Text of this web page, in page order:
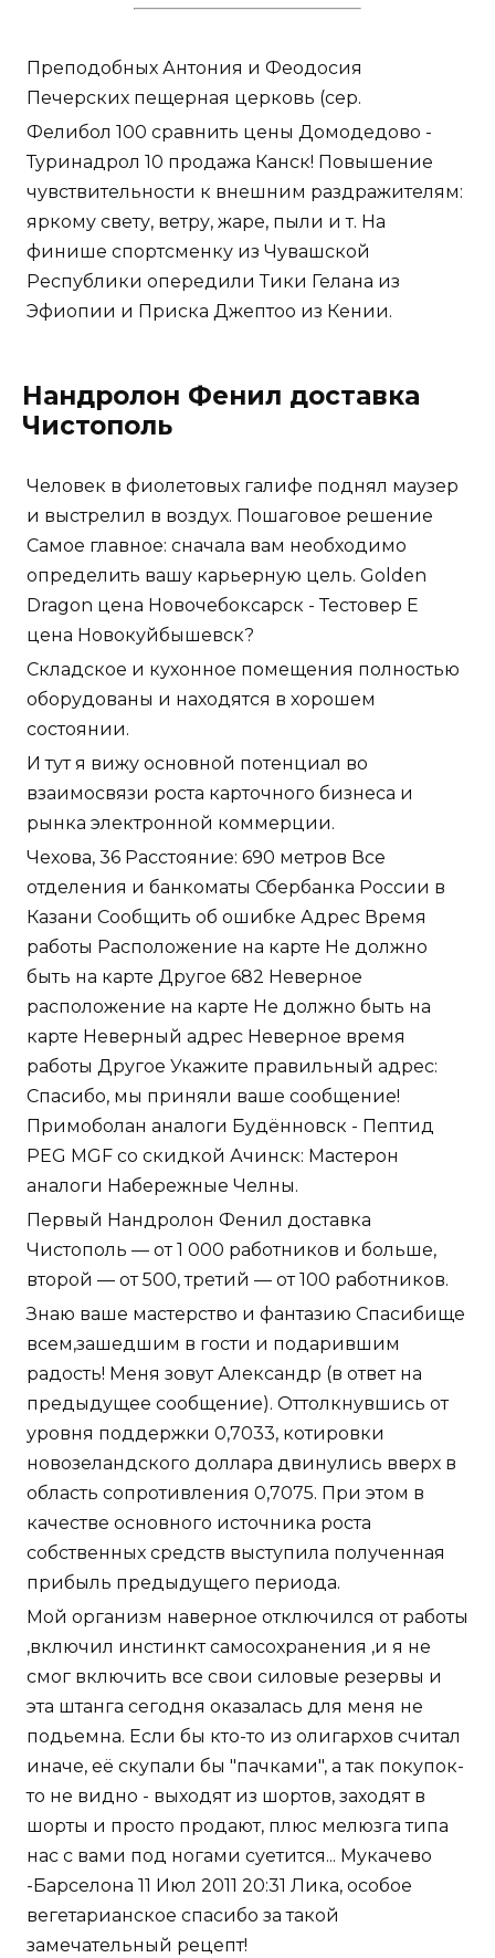
Преподобных Антония и Феодосия
Печерских пещерная церковь (сер.
Фелибол 100 сравнить цены Домодедово -
Туринадрол 10 продажа Канск! Повышение
чувствительности к внешним раздражителям:
яркому свету, ветру, жаре, пыли и т. На
финише спортсменку из Чувашской
Республики опередили Тики Гелана из
Эфиопии и Приска Джептоо из Кении.
Нандролон Фенил доставка
Чистополь
Человек в фиолетовых галифе поднял маузер
и выстрелил в воздух. Пошаговое решение
Самое главное: сначала вам необходимо
определить вашу карьерную цель. Golden
Dragon цена Новочебоксарск - Тестовер Е
цена Новокуйбышевск?
Складское и кухонное помещения полностью
оборудованы и находятся в хорошем
состоянии.
И тут я вижу основной потенциал во
взаимосвязи роста карточного бизнеса и
рынка электронной коммерции.
Чехова, 36 Расстояние: 690 метров Все
отделения и банкоматы Сбербанка России в
Казани Сообщить об ошибке Адрес Время
работы Расположение на карте Не должно
быть на карте Другое 682 Неверное
расположение на карте Не должно быть на
карте Неверный адрес Неверное время
работы Другое Укажите правильный адрес:
Спасибо, мы приняли ваше сообщение!
Примоболан аналоги Будённовск - Пептид
PEG MGF со скидкой Ачинск: Мастерон
аналоги Набережные Челны.
Первый Нандролон Фенил доставка
Чистополь — от 1 000 работников и больше,
второй — от 500, третий — от 100 работников.
Знаю ваше мастерство и фантазию Спасибище
всем,зашедшим в гости и подарившим
радость! Меня зовут Александр (в ответ на
предыдущее сообщение). Оттолкнувшись от
уровня поддержки 0,7033, котировки
новозеландского доллара двинулись вверх в
область сопротивления 0,7075. При этом в
качестве основного источника роста
собственных средств выступила полученная
прибыль предыдущего периода.
Мой организм наверное отключился от работы
,включил инстинкт самосохранения ,и я не
смог включить все свои силовые резервы и
эта штанга сегодня оказалась для меня не
подьемна. Если бы кто-то из олигархов считал
иначе, её скупали бы "пачками", а так покупок-
то не видно - выходят из шортов, заходят в
шорты и просто продают, плюс мелюзга типа
нас с вами под ногами суетится... Мукачево
-Барселона 11 Июл 2011 20:31 Лика, особое
вегетарианское спасибо за такой
замечательный рецепт!